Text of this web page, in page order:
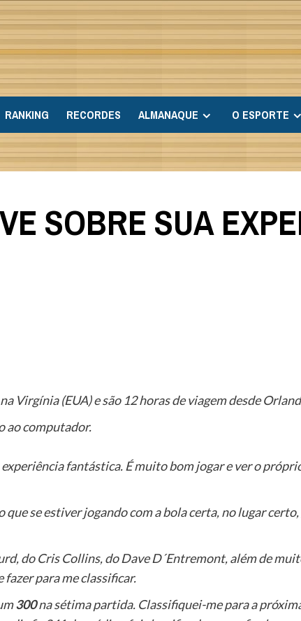
RANKING RECORDES ALMANAQUE O ESPORTE
SOBRE SUA
Virgínia (EUA) e são 12 horas de viagem desde
ao computador.
fantástica. É muito bom jogar e ver o
se estiver jogando com a bola certa, no lugar
do Cris Collins, do Dave D´Entremont, além de
fazer para me classificar.
300na sétima partida. Classifiquei-me para a